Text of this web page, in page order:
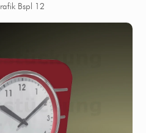
Bspl 12